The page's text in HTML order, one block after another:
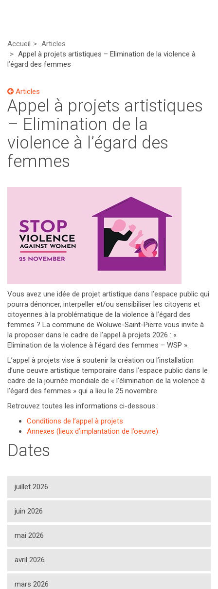
Accueil
Articles
Appel à projets artistiques – Elimination de la violence à
l’égard des femmes
Articles
Appel à projets artistiques
– Elimination de la
violence à l’égard des
femmes
Vous avez une idée de projet artistique dans l’espace public qui
pourra dénoncer, interpeller et/ou sensibiliser les citoyens et
citoyennes à la problématique de la violence à l’égard des
femmes ? La commune de Woluwe-Saint-Pierre vous invite à
la proposer dans le cadre de l’appel à projets 2026 : «
Elimination de la violence à l’égard des femmes – WSP ».
L’appel à projets vise à soutenir la création ou l’installation
d’une oeuvre artistique temporaire dans l’espace public dans le
cadre de la journée mondiale de « l’élimination de la violence à
l’égard des femmes » qui a lieu le 25 novembre.
Retrouvez toutes les informations ci-dessous :
Conditions de l’appel à projets
Annexes (lieux d’implantation de l’oeuvre)
Dates
juillet 2026
juin 2026
mai 2026
avril 2026
mars 2026